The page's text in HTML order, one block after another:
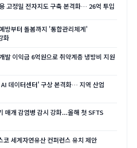
고정밀 전자지도 구축 본격화… 26억 투입
방부터 돌봄까지 '통합관리체계'
화
발 이익금 6억원으로 취약계층 냉방비 지원
데이터센터' 구상 본격화… 지역 산업
매개 감염병 감시 강화...올해 첫 SFTS
코 세계자연유산 컨퍼런스 유치 제안